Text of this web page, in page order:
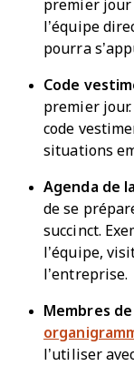
premier jour
l’équipe
pourra
Code
premier
code
situations
Agenda de
de se
succinct.
l’équipe,
l’entreprise.
Membres
l’utiliser